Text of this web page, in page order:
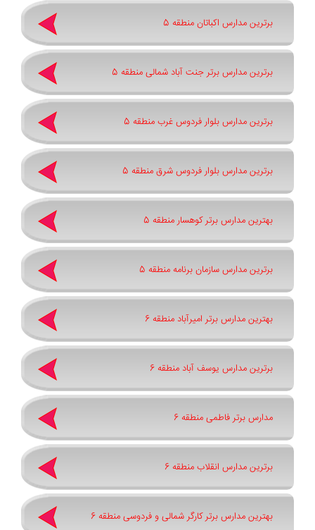
برترین مدارس اکباتان منطقه 5
برترین مدارس برتر جنت آباد شمالی منطقه 5
برترین مدارس بلوار فردوس غرب منطقه 5
برترین مدارس بلوار فردوس شرق منطقه 5
بهترین مدارس برتر کوهسار منطقه 5
برترین مدارس سازمان برنامه منطقه 5
بهترین مدارس برتر امیرآباد منطقه 6
برترین مدارس یوسف آباد منطقه 6
مدارس برتر فاطمی منطقه 6
برترین مدارس انقلاب منطقه 6
بهترین مدارس برتر کارگر شمالی و فردوسی منطقه 6